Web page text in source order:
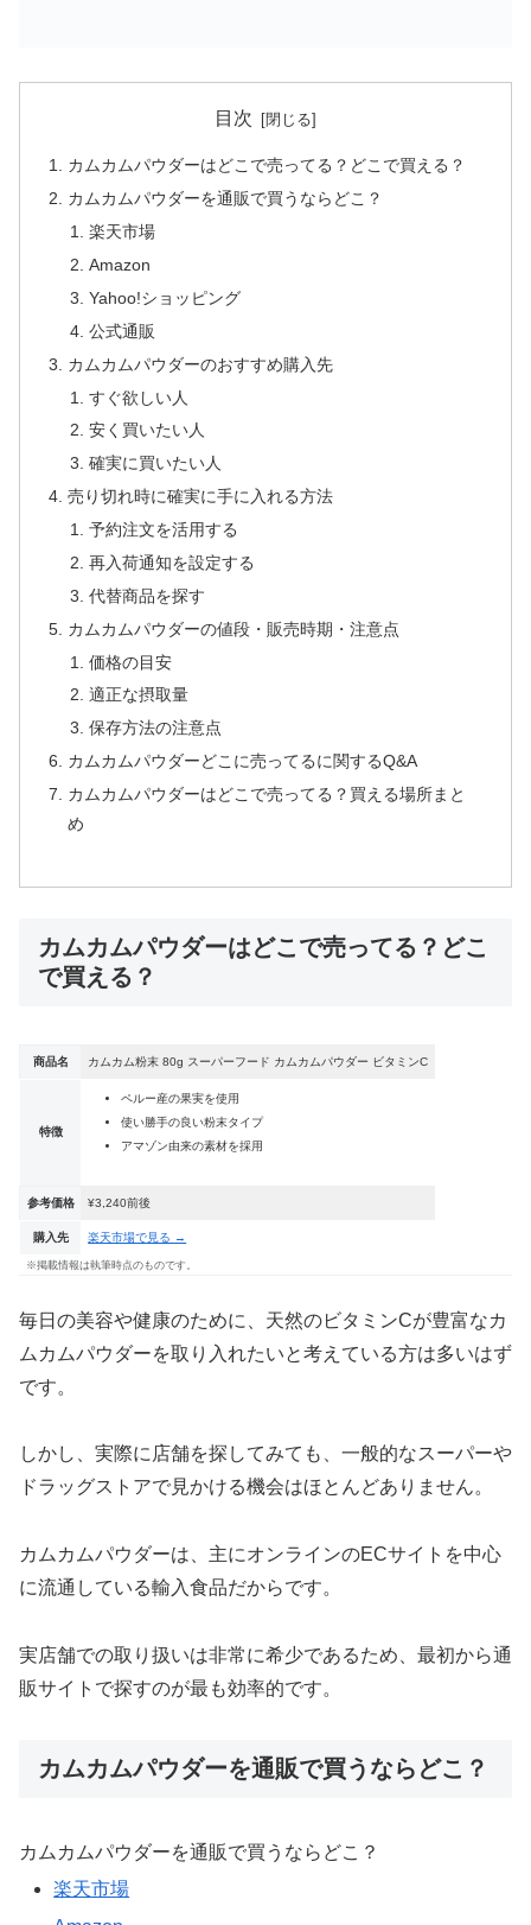
目次
カムカムパウダーはどこで売ってる？どこで買える？
カムカムパウダーを通販で買うならどこ？
楽天市場
Amazon
Yahoo!ショッピング
公式通販
カムカムパウダーのおすすめ購入先
すぐ欲しい人
安く買いたい人
確実に買いたい人
売り切れ時に確実に手に入れる方法
予約注文を活用する
再入荷通知を設定する
代替商品を探す
カムカムパウダーの値段・販売時期・注意点
価格の目安
適正な摂取量
保存方法の注意点
カムカムパウダーどこに売ってるに関するQ&A
カムカムパウダーはどこで売ってる？買える場所まと
め
カムカムパウダーはどこで売ってる？どこ
で買える？
商品名 カムカム粉末 80g スーパーフード カムカムパウダー ビタミンC
特徴
ペルー産の果実を使用
使い勝手の良い粉末タイプ
アマゾン由来の素材を採用
参考価格 ¥3,240前後
購入先 楽天市場で見る →
※掲載情報は執筆時点のものです。
毎日の美容や健康のために、天然のビタミンCが豊富なカ
ムカムパウダーを取り入れたいと考えている方は多いはず
です。
しかし、実際に店舗を探してみても、一般的なスーパーや
ドラッグストアで見かける機会はほとんどありません。
カムカムパウダーは、主にオンラインのECサイトを中心
に流通している輸入食品だからです。
実店舗での取り扱いは非常に希少であるため、最初から通
販サイトで探すのが最も効率的です。
カムカムパウダーを通販で買うならどこ？
カムカムパウダーを通販で買うならどこ？
楽天市場